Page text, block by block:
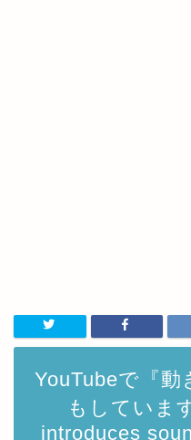
YouTubeで『動
もしていま
introduces